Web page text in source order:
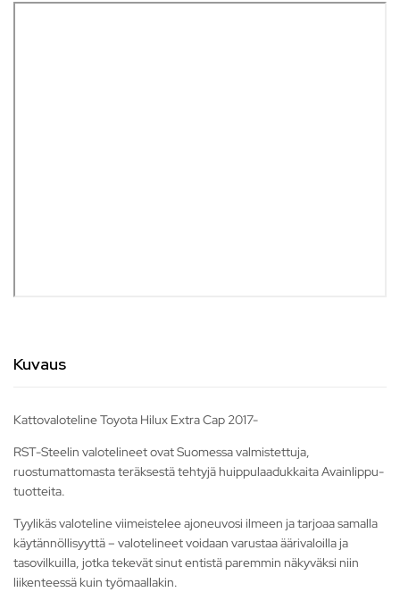
Kuvaus
Kattovaloteline Toyota Hilux Extra Cap 2017-
RST-Steelin valotelineet ovat Suomessa valmistettuja,
ruostumattomasta teräksestä tehtyjä huippulaadukkaita Avainlippu-
tuotteita.
Tyylikäs valoteline viimeistelee ajoneuvosi ilmeen ja tarjoaa samalla
käytännöllisyyttä – valotelineet voidaan varustaa äärivaloilla ja
tasovilkuilla, jotka tekevät sinut entistä paremmin näkyväksi niin
liikenteessä kuin työmaallakin.